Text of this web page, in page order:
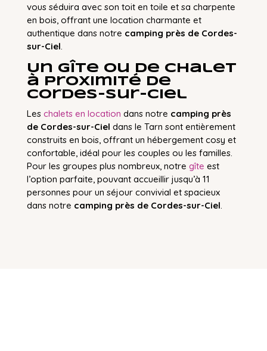
vous séduira avec son toit en toile et sa charpente
en bois, offrant une location charmante et
authentique dans notre camping près de Cordes-
sur-Ciel
Un gîte ou de chalet
à proximité de
Cordes-sur-Ciel
Les chalets en location dans notre camping près
de Cordes-sur-Ciel dans le Tarn sont entièrement
construits en bois, offrant un hébergement cosy et
confortable, idéal pour les couples ou les familles.
Pour les groupes plus nombreux, notre gîte est
l’option parfaite, pouvant accueillir jusqu’à 11
personnes pour un séjour convivial et spacieux
dans notre camping près de Cordes-sur-Ciel